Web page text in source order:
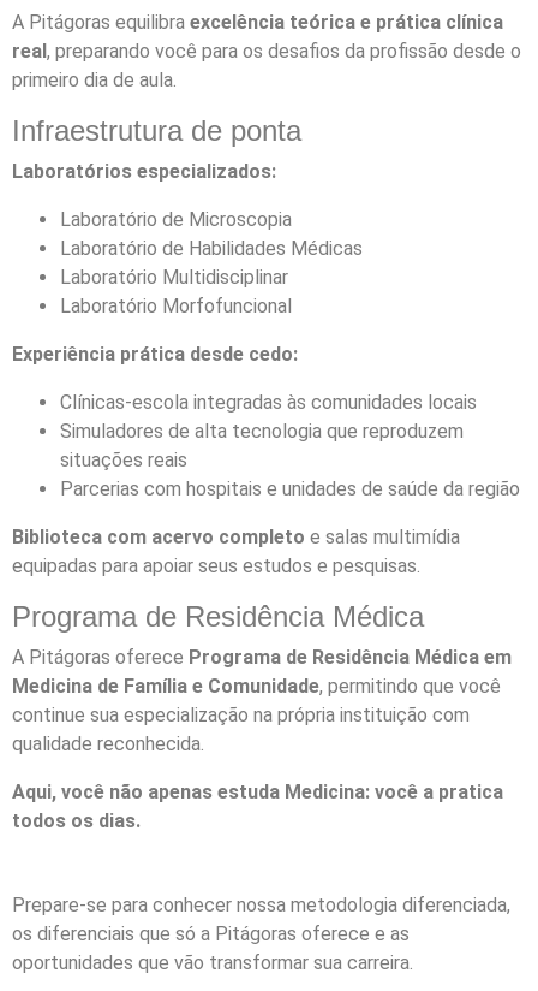
A Pitágoras equilibra excelência teórica e prática clínica
real, preparando você para os desafios da profissão desde o
primeiro dia de aula.
Infraestrutura de ponta
Laboratórios especializados:
Laboratório de Microscopia
Laboratório de Habilidades Médicas
Laboratório Multidisciplinar
Laboratório Morfofuncional
Experiência prática desde cedo:
Clínicas-escola integradas às comunidades locais
Simuladores de alta tecnologia que reproduzem
situações reais
Parcerias com hospitais e unidades de saúde da região
Biblioteca com acervo completo e salas multimídia
equipadas para apoiar seus estudos e pesquisas.
Programa de Residência Médica
A Pitágoras oferece Programa de Residência Médica em
Medicina de Família e Comunidade, permitindo que você
continue sua especialização na própria instituição com
qualidade reconhecida.
Aqui, você não apenas estuda Medicina: você a pratica
todos os dias.
Prepare-se para conhecer nossa metodologia diferenciada,
os diferenciais que só a Pitágoras oferece e as
oportunidades que vão transformar sua carreira.